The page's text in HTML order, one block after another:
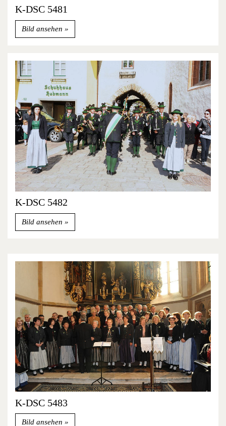
K-DSC 5481
Bild ansehen
K-DSC 5482
Bild ansehen
K-DSC 5483
Bild ansehen